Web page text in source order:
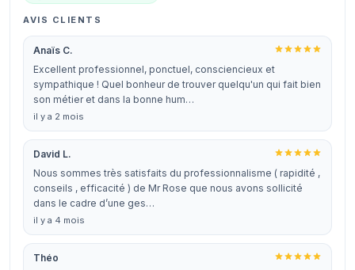
AVIS CLIENTS
Anaïs C.
Excellent professionnel, ponctuel, consciencieux et
sympathique ! Quel bonheur de trouver quelqu'un qui fait bien
son métier et dans la bonne hum…
il y a 2 mois
David L.
Nous sommes très satisfaits du professionnalisme ( rapidité ,
conseils , efficacité ) de Mr Rose que nous avons sollicité
dans le cadre d’une ges…
il y a 4 mois
Théo